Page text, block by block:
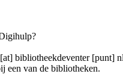
bibliotheekdeventer [punt]
een van de bibliotheken.